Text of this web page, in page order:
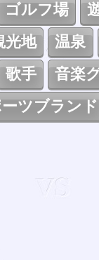
ゴルフ場
光地
温泉
歌手
音楽
ツブランド